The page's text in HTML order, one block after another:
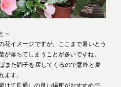
～
花イメージですが、ここまで暑いとう
が落ちてしまうことが多いですね。
また調子を戻してくるので意外と夏
ます。
けて風通しの良い場所がおすすめで